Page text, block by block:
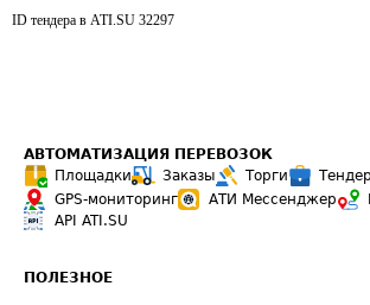
ID тендера в ATI.SU 32297
АВТОМАТИЗАЦИЯ ПЕРЕВОЗОК
Площадки
Заказы Торги
GPS-мониторинг
АТИ Мессенджер
API ATI.SU
ПОЛЕЗНОЕ